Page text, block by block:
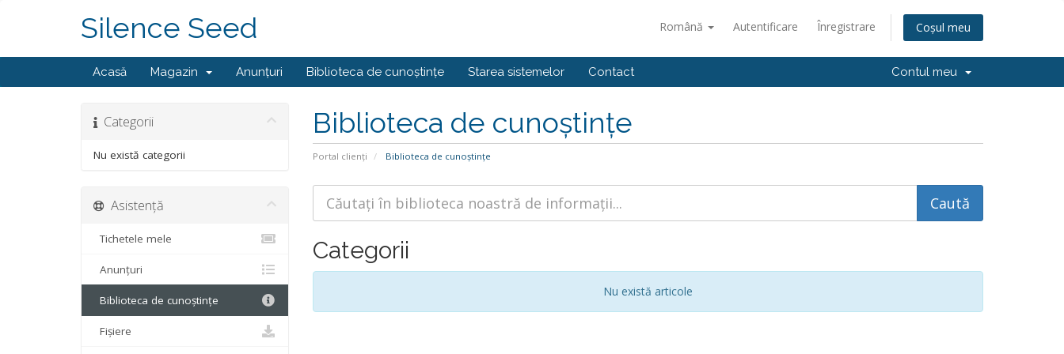
Română Autentificare Înregistrare Coșul meu
Silence Seed
Acasă Magazin Anunțuri Biblioteca de cunoștințe Starea sistemelor Contact Contul meu
Biblioteca de cunoștințe
Portal clienți Biblioteca de cunoștințe
Categorii
Nu există categorii
Categorii
Nu există articole
Asistență
Tichetele mele
Anunțuri
Biblioteca de cunoștințe
Fișiere